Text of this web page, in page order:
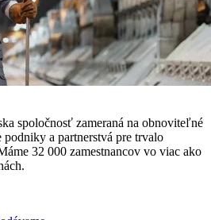
spoločnosť zameraná na obnoviteľné
a partnerstvá pre trvalo
32 000 zamestnancov vo viac ako